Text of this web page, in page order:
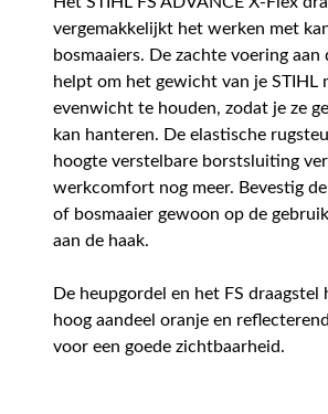
vergemakkelijkt het werken met
bosmaaiers. De zachte voering aan
helpt om het gewicht van je STIHL
evenwicht te houden, zodat je ze
kan hanteren. De elastische
hoogte verstelbare borstsluiting
werkcomfort nog meer. Bevestig
of bosmaaier gewoon op de
aan de haak.
De heupgordel en het FS draagstel
hoog aandeel oranje en
voor een goede zichtbaarheid.